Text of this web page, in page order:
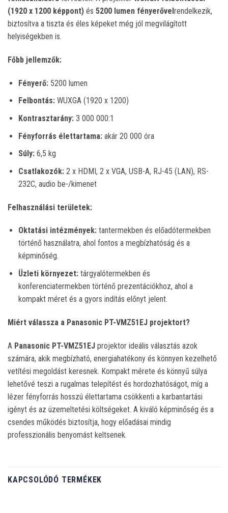
(1920 x 1200 képpont) és 5200 lumen fényerővel rendelkezik,
biztosítva a tiszta és éles képeket még jól megvilágított
helyiségekben is.
Főbb jellemzők:
Fényerő: 5200 lumen
Felbontás: WUXGA (1920 x 1200)
Kontrasztarány: 3 000 000:1
Fényforrás élettartama: akár 20 000 óra
Súly: 6,5 kg
Csatlakozók: 2 x HDMI, 2 x VGA, USB-A, RJ-45 (LAN), RS-
232C, audio be-/kimenet
Felhasználási területek:
Oktatási intézmények: tantermekben és előadótermekben
történő használatra, ahol fontos a megbízhatóság és a
képminőség.
Üzleti környezet: tárgyalótermekben és
konferenciatermekben történő prezentációkhoz, ahol a
kompakt méret és a gyors indítás előnyt jelent.
Miért válassza a Panasonic PT-VMZ51EJ projektort?
A Panasonic PT-VMZ51EJ projektor ideális választás azok
számára, akik megbízható, energiahatékony és könnyen kezelhető
vetítési megoldást keresnek. Kompakt mérete és könnyű súlya
lehetővé teszi a rugalmas telepítést és hordozhatóságot, míg a
lézer fényforrás hosszú élettartama csökkenti a karbantartási
igényt és az üzemeltetési költségeket. A kiváló képminőség és a
csendes működés biztosítja, hogy előadásai mindig
professzionális benyomást keltsenek.
KAPCSOLÓDÓ TERMÉKEK